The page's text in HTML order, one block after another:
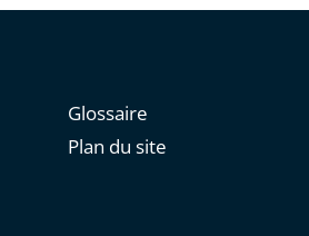
Glossaire
Plan du site